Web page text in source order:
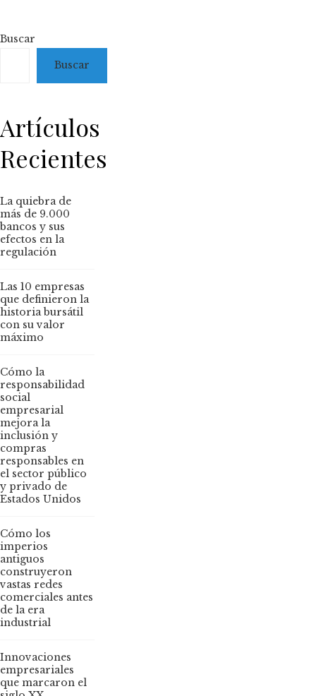
Buscar
Buscar
Artículos
Recientes
La quiebra de
más de 9.000
bancos y sus
efectos en la
regulación
Las 10 empresas
que definieron la
historia bursátil
con su valor
máximo
Cómo la
responsabilidad
social
empresarial
mejora la
inclusión y
compras
responsables en
el sector público
y privado de
Estados Unidos
Cómo los
imperios
antiguos
construyeron
vastas redes
comerciales antes
de la era
industrial
Innovaciones
empresariales
que marcaron el